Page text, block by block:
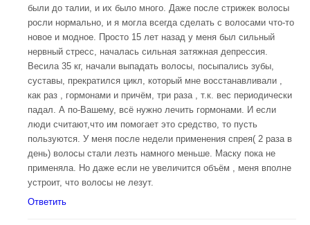
были до талии, и их было много. Даже после стрижек волосы
росли нормально, и я могла всегда сделать с волосами что-то
новое и модное. Просто 15 лет назад у меня был сильный
нервный стресс, началась сильная затяжная депрессия.
Весила 35 кг, начали выпадать волосы, посыпались зубы,
суставы, прекратился цикл, который мне восстанавливали ,
как раз , гормонами и причём, три раза , т.к. вес периодически
падал. А по-Вашему, всё нужно лечить гормонами. И если
люди считают,что им помогает это средство, то пусть
пользуются. У меня после недели применения спрея( 2 раза в
день) волосы стали лезть намного меньше. Маску пока не
применяла. Но даже если не увеличится объём , меня вполне
устроит, что волосы не лезут.
Ответить